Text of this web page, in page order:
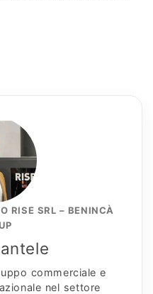
RISE SRL – BENINCÀ
commerciale e
nel settore